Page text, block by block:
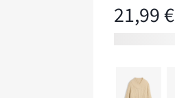
21,99 €